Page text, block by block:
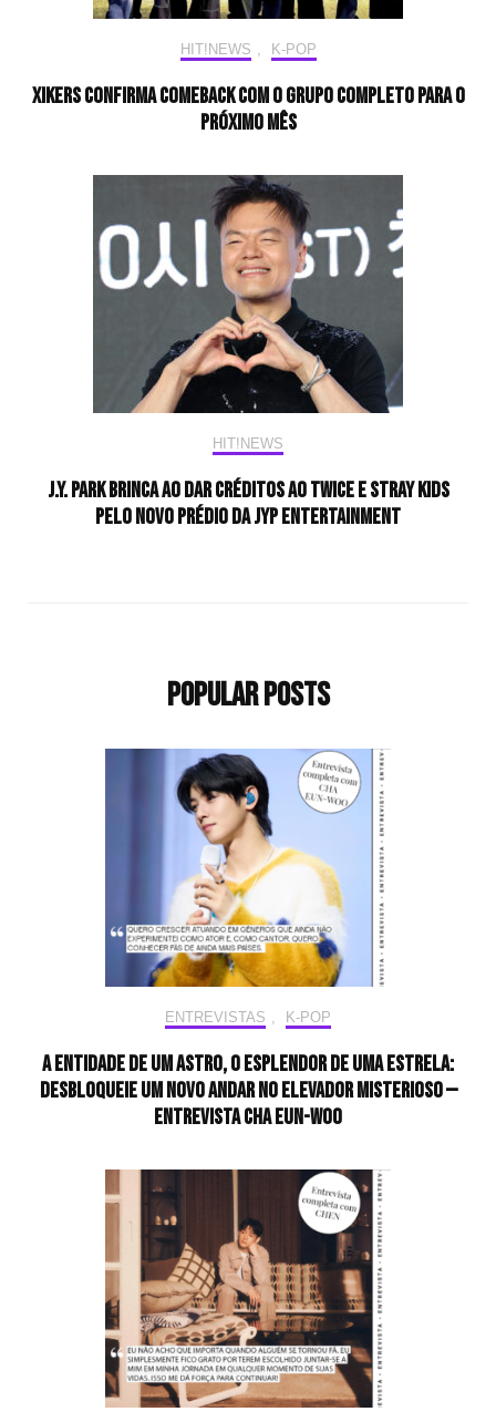
HIT!NEWS , K-POP
xikers confirma comeback com o grupo completo para o
próximo mês
HIT!NEWS
J.Y. Park brinca ao dar créditos ao Twice e Stray Kids
pelo novo prédio da JYP Entertainment
Popular Posts
ENTREVISTAS , K-POP
A entidade de um astro, o esplendor de uma estrela:
desbloqueie um novo andar no elevador misterioso —
Entrevista CHA EUN-WOO